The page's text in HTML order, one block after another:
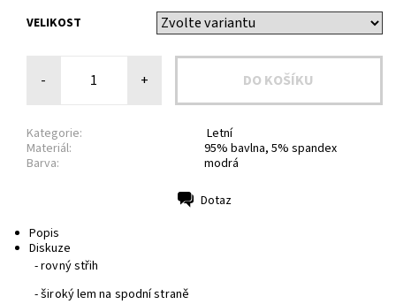
VELIKOST
- +
Kategorie:
Letní
Materiál:
95% bavlna, 5% spandex
Barva:
modrá
Dotaz
Popis
Diskuze
- rovný střih
- široký lem na spodní straně